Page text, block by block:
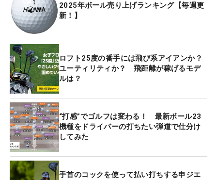
2025年ボール売り上げランキング【毎週更
新！】
ロフト25度の番手には飛び系アイアンか？
ユーティリティか？ 飛距離が稼げるモデ
ルは？
“打感”でゴルフは変わる！ 最新ボール23
機種をドライバーの打ちたい弾道で仕分け
してみた
手首のコックを使って払い打ちする申ジエ